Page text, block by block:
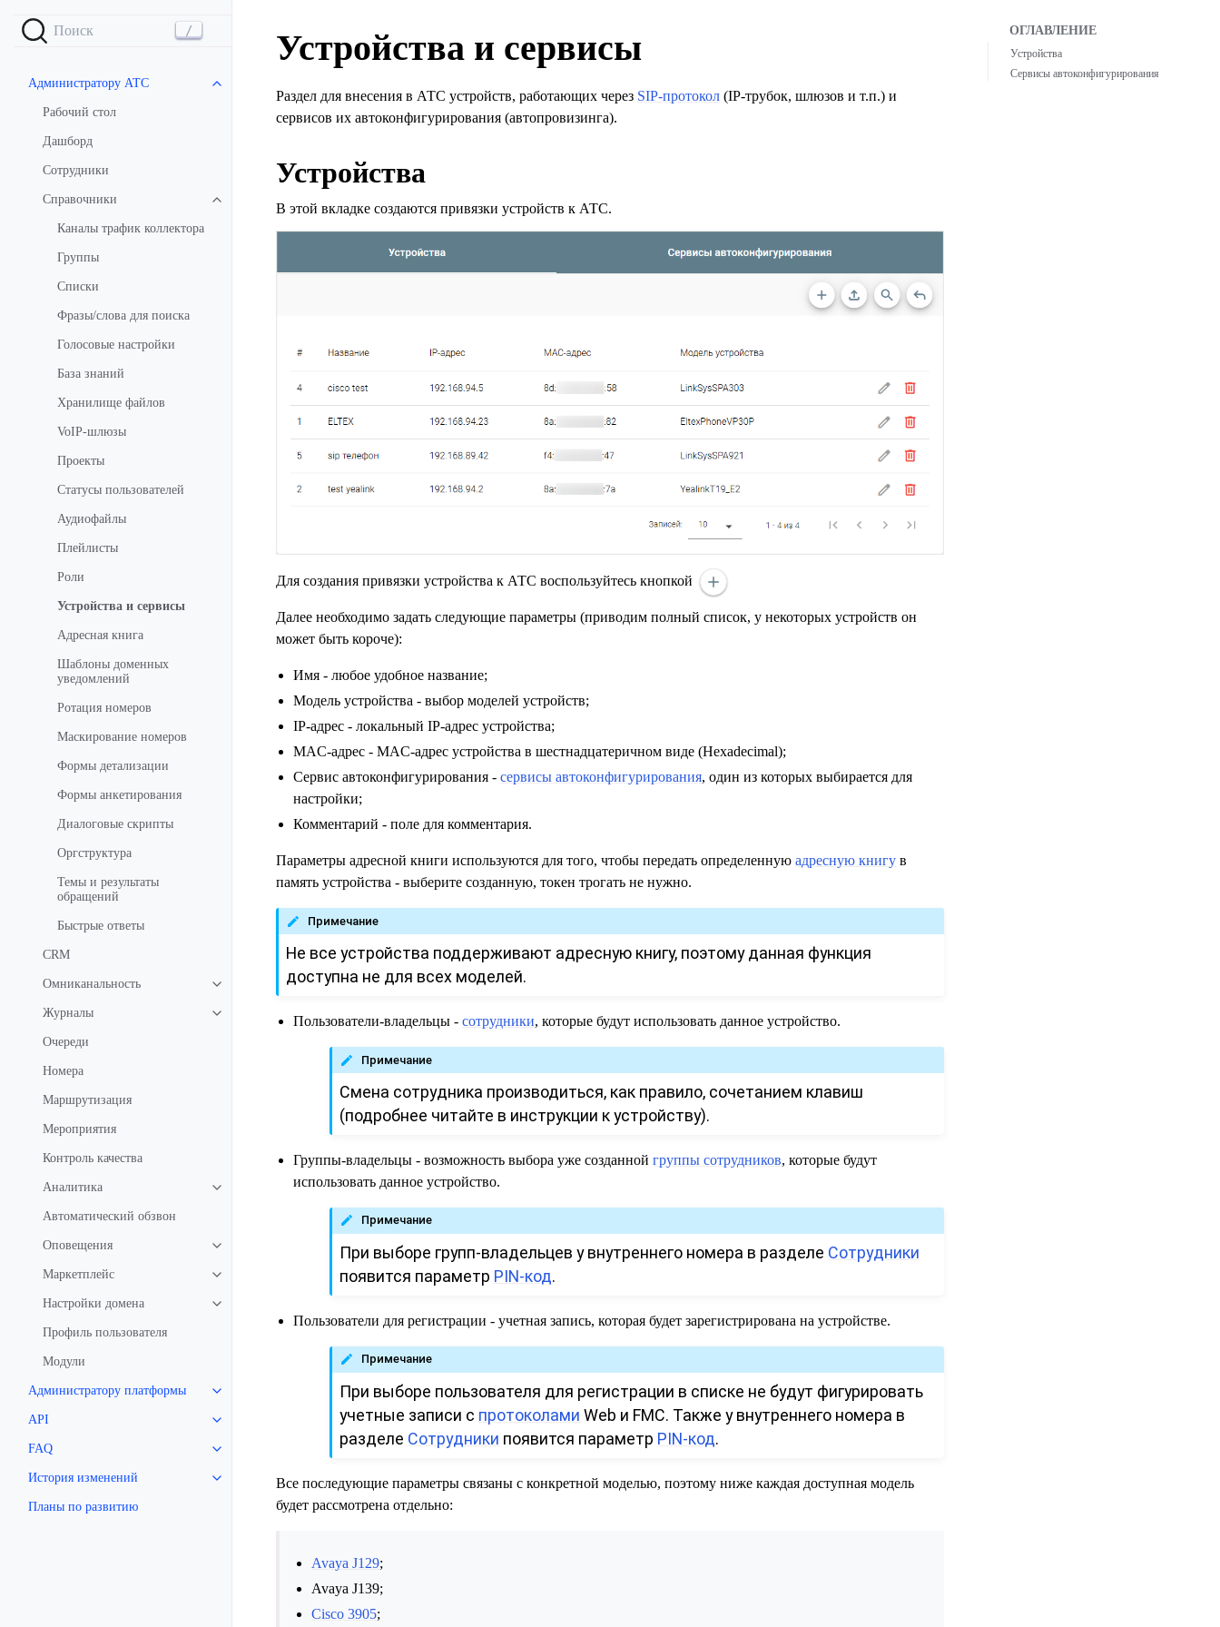
Администратору АТС
Рабочий стол
Дашборд
Сотрудники
Справочники
Каналы трафик коллектора
Группы
Списки
Фразы/слова для поиска
Голосовые настройки
База знаний
Хранилище файлов
VoIP-шлюзы
Проекты
Статусы пользователей
Аудиофайлы
Плейлисты
Роли
Устройства и сервисы
Адресная книга
Шаблоны доменных
уведомлений
Ротация номеров
Маскирование номеров
Формы детализации
Формы анкетирования
Диалоговые скрипты
Оргструктура
Темы и результаты
обращений
Быстрые ответы
CRM
Омниканальность
Журналы
Очереди
Номера
Маршрутизация
Мероприятия
Контроль качества
Аналитика
Автоматический обзвон
Оповещения
Маркетплейс
Настройки домена
Профиль пользователя
Модули
Администратору платформы
API
FAQ
История изменений
Планы по развитию
Устройства и сервисы
Раздел для внесения в АТС устройств, работающих через SIP-протокол (IP-трубок, шлюзов и т.п.) и
сервисов их автоконфигурирования (автопровизинга).
Устройства
В этой вкладке создаются привязки устройств к АТС.
Для создания привязки устройства к АТС воспользуйтесь кнопкой
Далее необходимо задать следующие параметры (приводим полный список, у некоторых устройств он
может быть короче):
Имя - любое удобное название;
Модель устройства - выбор моделей устройств;
IP-адрес - локальный IP-адрес устройства;
MAC-адрес - MAC-адрес устройства в шестнадцатеричном виде (Hexadecimal);
Сервис автоконфигурирования -сервисы автоконфигурирования, один из которых выбирается для
настройки;
Комментарий - поле для комментария.
Параметры адресной книги используются для того, чтобы передать определенную адресную книгу в
память устройства - выберите созданную, токен трогать не нужно.
Примечание
Не все устройства поддерживают адресную книгу, поэтому данная функция
доступна не для всех моделей.
Пользователи-владельцы -сотрудники, которые будут использовать данное устройство.
Примечание
Смена сотрудника производиться, как правило, сочетанием клавиш
(подробнее читайте в инструкции к устройству).
Группы-владельцы - возможность выбора уже созданнойгруппы сотрудников, которые будут
использовать данное устройство.
Примечание
При выборе групп-владельцев у внутреннего номера в разделе Сотрудники
появится параметр PIN-код.
Пользователи для регистрации - учетная запись, которая будет зарегистрирована на устройстве.
Примечание
При выборе пользователя для регистрации в списке не будут фигурировать
учетные записи с протоколами Web и FMC. Также у внутреннего номера в
разделе Сотрудники появится параметр PIN-код.
Все последующие параметры связаны с конкретной моделью, поэтому ниже каждая доступная модель
будет рассмотрена отдельно:
Avaya J129;
Avaya J139;
Cisco 3905;
Устройства
Сервисы автоконфигурирования